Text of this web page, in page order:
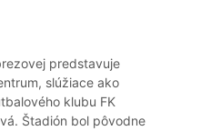
predstavuje
slúžiace ako
klubu FK
Štadión bol pôvodne